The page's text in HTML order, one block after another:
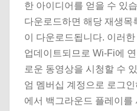
한 아이디어를 얻을 수 있
다운로드하면 해당 재생목
이 다운로드됩니다. 이러
업데이트되므로 Wi-Fi에
로운 동영상을 시청할 수
엄 멤버십 계정으로 로그
에서 백그라운드 플레이를